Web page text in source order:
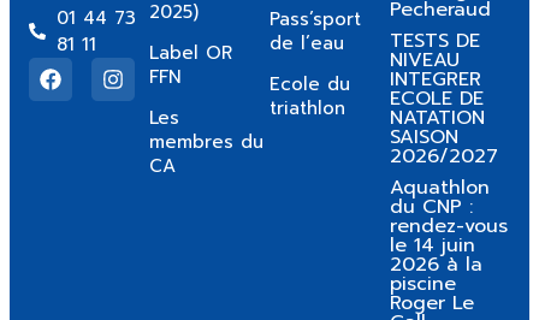
01 44 73
81 11
2025)
Label OR
FFN
Les
membres du
CA
Pass’sport
de l’eau
Ecole du
triathlon
Pecheraud
TESTS DE
NIVEAU
INTEGRER
ECOLE DE
NATATION
SAISON
2026/2027
Aquathlon
du CNP :
rendez-vous
le 14 juin
2026 à la
piscine
Roger Le